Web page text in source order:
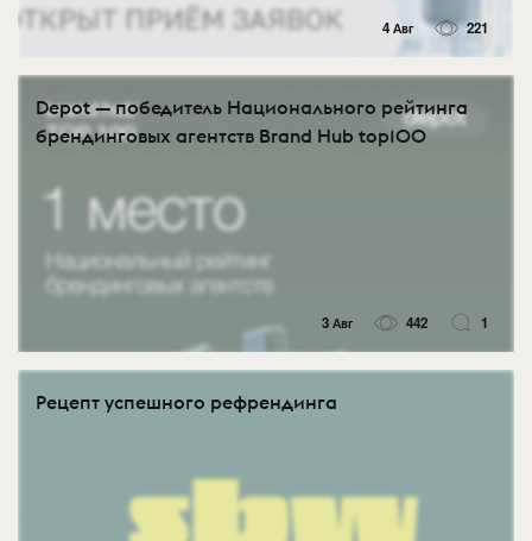
4 Авг 221
Depot — победитель Национального рейтинга
брендинговых агентств Brand Hub top100
3 Авг 442 1
Рецепт успешного рефрендинга